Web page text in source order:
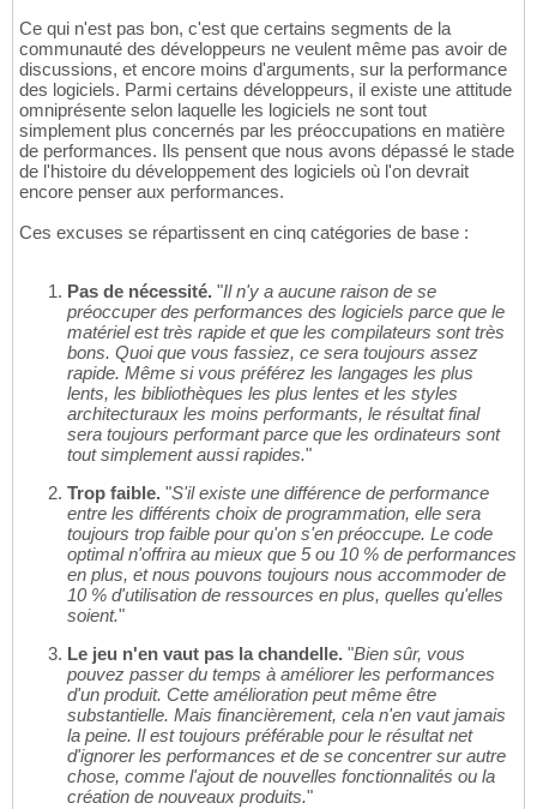
Ce qui n'est pas bon, c'est que certains segments de la
communauté des développeurs ne veulent même pas avoir de
discussions, et encore moins d'arguments, sur la performance
des logiciels. Parmi certains développeurs, il existe une attitude
omniprésente selon laquelle les logiciels ne sont tout
simplement plus concernés par les préoccupations en matière
de performances. Ils pensent que nous avons dépassé le stade
de l'histoire du développement des logiciels où l'on devrait
encore penser aux performances.
Ces excuses se répartissent en cinq catégories de base :
Pas de nécessité. "Il n'y a aucune raison de se
préoccuper des performances des logiciels parce que le
matériel est très rapide et que les compilateurs sont très
bons. Quoi que vous fassiez, ce sera toujours assez
rapide. Même si vous préférez les langages les plus
lents, les bibliothèques les plus lentes et les styles
architecturaux les moins performants, le résultat final
sera toujours performant parce que les ordinateurs sont
tout simplement aussi rapides."
Trop faible. "S'il existe une différence de performance
entre les différents choix de programmation, elle sera
toujours trop faible pour qu'on s'en préoccupe. Le code
optimal n'offrira au mieux que 5 ou 10 % de performances
en plus, et nous pouvons toujours nous accommoder de
10 % d'utilisation de ressources en plus, quelles qu'elles
soient."
Le jeu n'en vaut pas la chandelle. "Bien sûr, vous
pouvez passer du temps à améliorer les performances
d'un produit. Cette amélioration peut même être
substantielle. Mais financièrement, cela n'en vaut jamais
la peine. Il est toujours préférable pour le résultat net
d'ignorer les performances et de se concentrer sur autre
chose, comme l'ajout de nouvelles fonctionnalités ou la
création de nouveaux produits."